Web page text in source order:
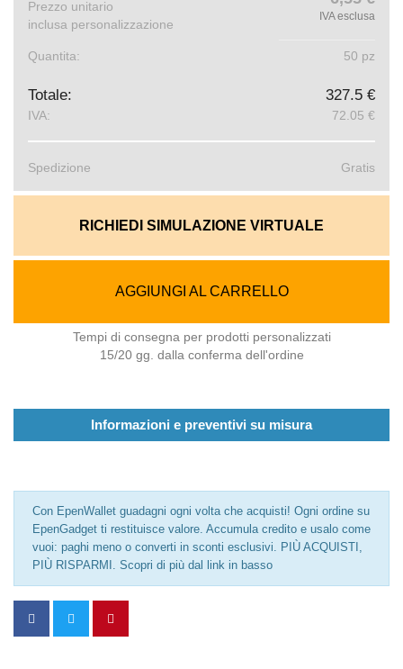
Prezzo unitario
inclusa personalizzazione
IVA esclusa
Quantita: 50 pz
Totale: 327.5 €
IVA: 72.05 €
Spedizione Gratis
RICHIEDI SIMULAZIONE VIRTUALE
AGGIUNGI AL CARRELLO
Tempi di consegna per prodotti personalizzati
15/20 gg. dalla conferma dell'ordine
Informazioni e preventivi su misura
Con EpenWallet guadagni ogni volta che acquisti! Ogni ordine su
EpenGadget ti restituisce valore. Accumula credito e usalo come
vuoi: paghi meno o converti in sconti esclusivi. PIÙ ACQUISTI,
PIÙ RISPARMI. Scopri di più dal link in basso